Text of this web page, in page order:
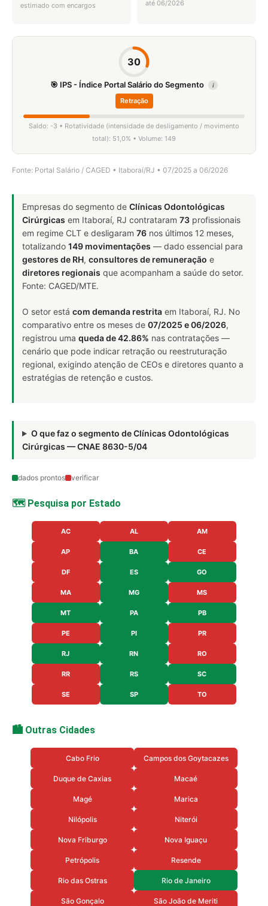
estimado com encargos até 06/2026
30
🎯 IPS - Índice Portal Salário do Segmento i
Retração
Saldo: -3 • Rotatividade (intensidade de desligamento / movimento
total): 51,0% • Volume: 149
Fonte: Portal Salário / CAGED • Itaboraí/RJ • 07/2025 a 06/2026
Empresas do segmento de Clínicas Odontológicas
Cirúrgicas em Itaboraí, RJ contrataram 73 profissionais
em regime CLT e desligaram 76 nos últimos 12 meses,
totalizando 149 movimentações — dado essencial para
gestores de RH, consultores de remuneração e
diretores regionais que acompanham a saúde do setor.
Fonte: CAGED/MTE.
O setor está com demanda restrita em Itaboraí, RJ. No
comparativo entre os meses de 07/2025 e 06/2026,
registrou uma queda de 42.86% nas contratações —
cenário que pode indicar retração ou reestruturação
regional, exigindo atenção de CEOs e diretores quanto a
estratégias de retenção e custos.
O que faz o segmento de Clínicas Odontológicas
Cirúrgicas — CNAE 8630-5/04
dados prontos verificar
🗺️ Pesquisa por Estado
AC AL AM
AP BA CE
DF ES GO
MA MG MS
MT PA PB
PE PI PR
RJ RN RO
RR RS SC
SE SP TO
🏙️ Outras Cidades
Cabo Frio Campos dos Goytacazes
Duque de Caxias Macaé
Magé Marica
Nilópolis Niterói
Nova Friburgo Nova Iguaçu
Petrópolis Resende
Rio das Ostras Rio de Janeiro
São Gonçalo São João de Meriti